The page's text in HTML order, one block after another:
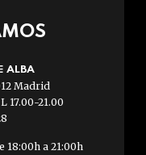
ALBA
Madrid
17.00-21.00
18:00h a 21:00h